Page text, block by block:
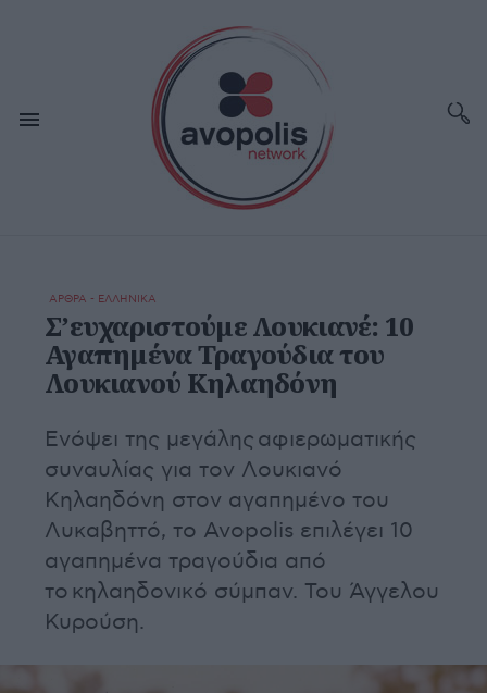
ΑΡΘΡΑ - ΕΛΛΗΝΙΚΑ
Σ’ευχαριστούμε Λουκιανέ: 10
Αγαπημένα Τραγούδια του
Λουκιανού Κηλαηδόνη
Ενόψει της μεγάλης αφιερωματικής
συναυλίας για τον Λουκιανό
Κηλαηδόνη στον αγαπημένο του
Λυκαβηττό, το Avopolis επιλέγει 10
αγαπημένα τραγούδια από
το κηλαηδονικό σύμπαν. Του Άγγελου
Κυρούση.